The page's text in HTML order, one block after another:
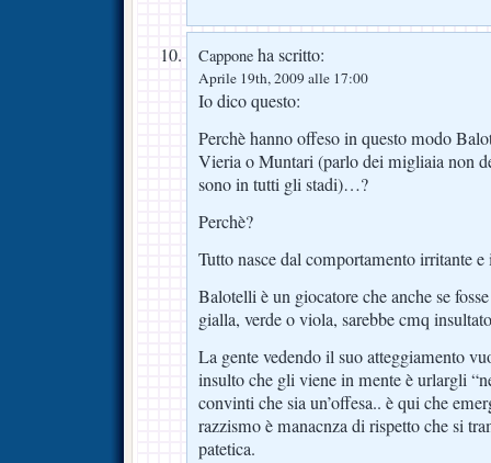
Cappone ha scritto:
Aprile 19th, 2009 alle 17:00
Io dico questo:
Perchè hanno offeso in questo modo
Vieria o Muntari (parlo dei migliaia non
sono in tutti gli stadi)…?
Perchè?
Tutto nasce dal comportamento irritante
Balotelli è un giocatore che anche se
gialla, verde o viola, sarebbe cmq
La gente vedendo il suo atteggiamento
insulto che gli viene in mente è urlargli
convinti che sia un’offesa.. è qui che
razzismo è manacnza di rispetto che si
patetica.